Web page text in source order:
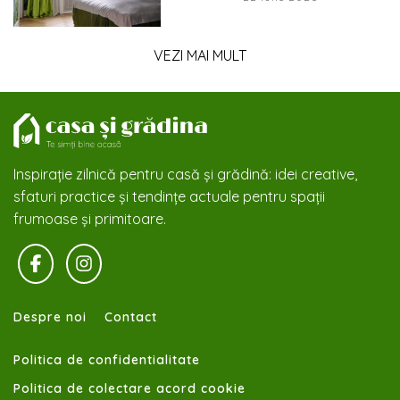
VEZI MAI MULT
Inspirație zilnică pentru casă și grădină: idei creative,
sfaturi practice și tendințe actuale pentru spații
frumoase și primitoare.
Despre noi Contact
Politica de confidentialitate
Politica de colectare acord cookie